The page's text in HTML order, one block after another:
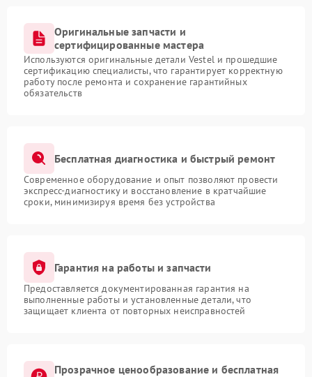
Оригинальные запчасти и
сертифицированные мастера
Используются оригинальные детали Vestel и прошедшие
сертификацию специалисты, что гарантирует корректную
работу после ремонта и сохранение гарантийных
обязательств
Бесплатная диагностика и быстрый ремонт
Современное оборудование и опыт позволяют провести
экспресс-диагностику и восстановление в кратчайшие
сроки, минимизируя время без устройства
Гарантия на работы и запчасти
Предоставляется документированная гарантия на
выполненные работы и установленные детали, что
защищает клиента от повторных неисправностей
Прозрачное ценообразование и бесплатная